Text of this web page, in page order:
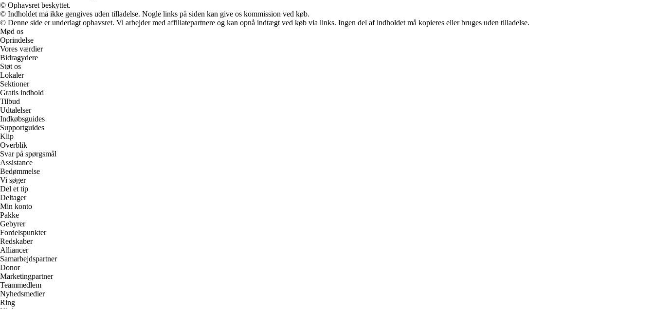
© Ophavsret beskyttet.
© Indholdet må ikke gengives uden tilladelse. Nogle links på siden kan give os kommission ved køb.
© Denne side er underlagt ophavsret. Vi arbejder med affiliatepartnere og kan opnå indtægt ved køb via links. Ingen del af indholdet må kopieres eller bruges uden tilladelse.
Mød os
Oprindelse
Vores værdier
Bidragydere
Støt os
Lokaler
Sektioner
Gratis indhold
Tilbud
Udtalelser
Indkøbsguides
Supportguides
Klip
Overblik
Svar på spørgsmål
Assistance
Bedømmelse
Vi søger
Del et tip
Deltager
Min konto
Pakke
Gebyrer
Fordelspunkter
Redskaber
Alliancer
Samarbejdspartner
Donor
Marketingpartner
Teammedlem
Nyhedsmedier
Ring